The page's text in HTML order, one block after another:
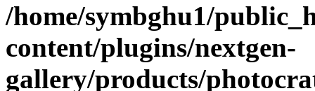
/home/symbghu1/
content/plugins/nextgen-
gallery/products/